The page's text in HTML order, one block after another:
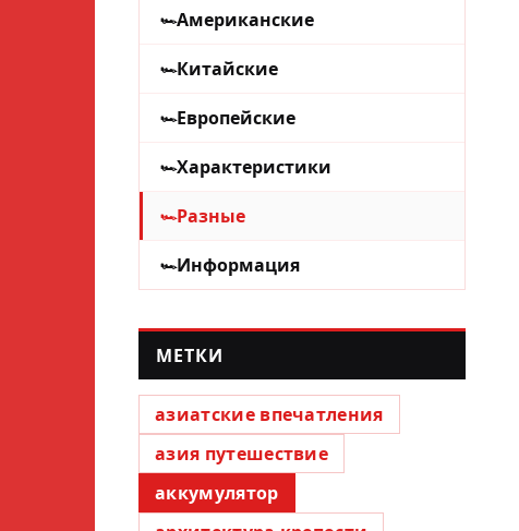
Американские
Китайские
Европейские
Характеристики
Разные
Информация
МЕТКИ
азиатские впечатления
азия путешествие
аккумулятор